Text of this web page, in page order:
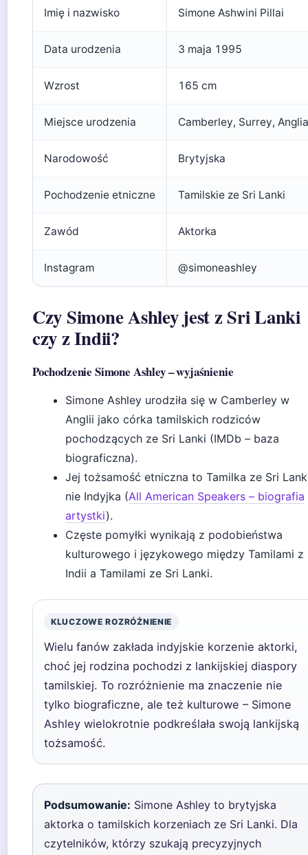
Imię i nazwisko Simone Ashwini Pillai
Data urodzenia 3 maja 1995
Wzrost 165 cm
Miejsce urodzenia Camberley, Surrey, Anglia
Narodowość Brytyjska
Pochodzenie etniczne Tamilskie ze Sri Lanki
Zawód Aktorka
Instagram @simoneashley
Czy Simone Ashley jest z Sri Lanki
czy z Indii?
Pochodzenie Simone Ashley – wyjaśnienie
Simone Ashley urodziła się w Camberley w
Anglii jako córka tamilskich rodziców
pochodzących ze Sri Lanki (IMDb – baza
biograficzna).
Jej tożsamość etniczna to Tamilka ze Sri
nie Indyjka (All American Speakers – biografia
artystki).
Częste pomyłki wynikają z podobieństwa
kulturowego i językowego między Tamilami z
Indii a Tamilami ze Sri Lanki.
KLUCZOWE ROZRÓŻNIENIE
Wielu fanów zakłada indyjskie korzenie aktorki,
choć jej rodzina pochodzi z lankijskiej diaspory
tamilskiej. To rozróżnienie ma znaczenie nie
tylko biograficzne, ale też kulturowe – Simone
Ashley wielokrotnie podkreślała swoją lankijską
tożsamość.
Podsumowanie: Simone Ashley to brytyjska
aktorka o tamilskich korzeniach ze Sri Lanki. Dla
czytelników, którzy szukają precyzyjnych